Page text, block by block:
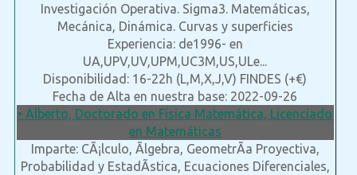
Investigación Operativa. Sigma3. Matemáticas,
Mecánica, Dinámica. Curvas y superficies
Experiencia: de1996- en
UA,UPV,UV,UPM,UC3M,US,ULe...
Disponibilidad: 16-22h (L,M,X,J,V) FINDES (+€)
Fecha de Alta en nuestra base: 2022-09-26
• Alberto, Doctorado en Física Matemática, Licenciado
en Matemáticas
Imparte: CÃ¡lculo, Ãlgebra, GeometrÃ­a Proyectiva,
Probabilidad y EstadÃ­stica, Ecuaciones Diferenciales,